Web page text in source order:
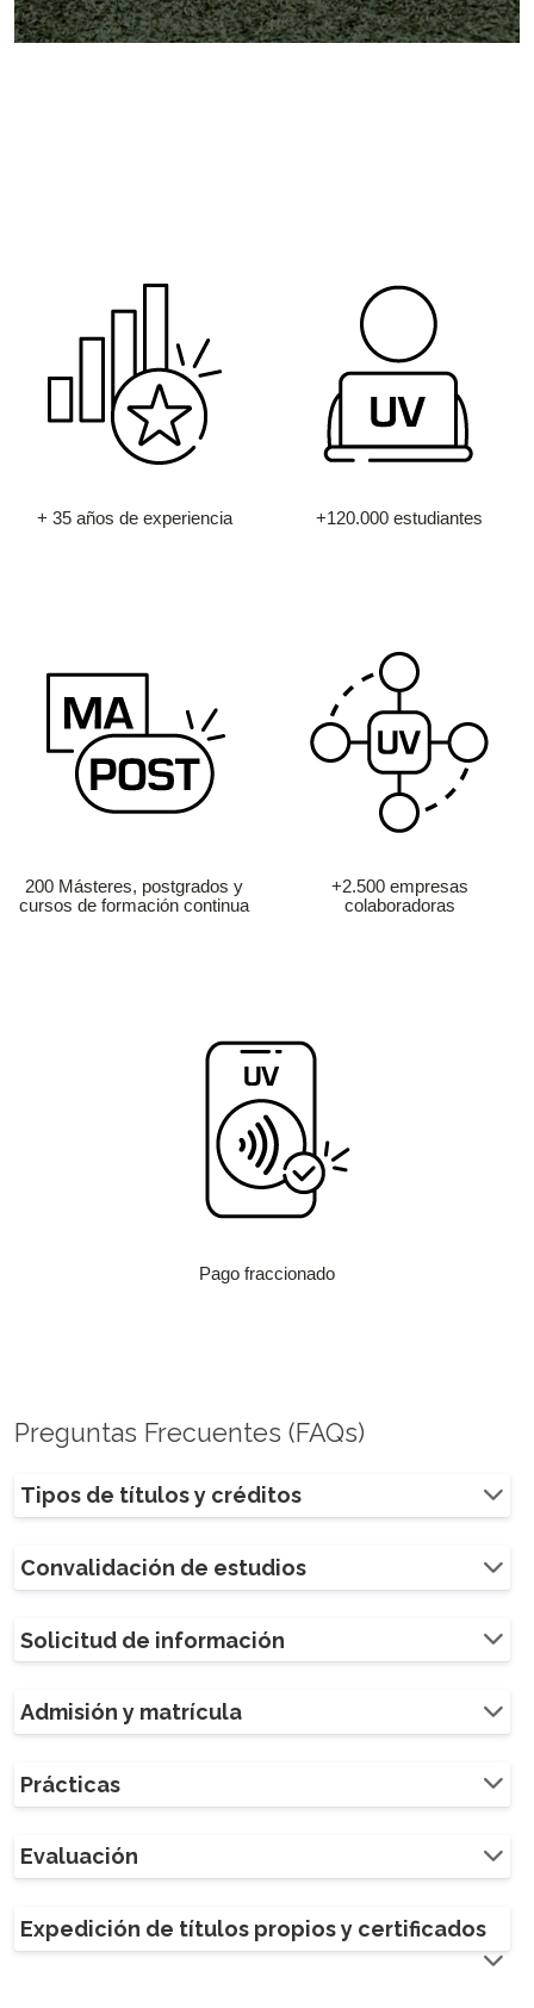
+ 35 años de experiencia +120.000 estudiantes
200 Másteres, postgrados y
cursos de formación continua
+2.500 empresas
colaboradoras
Pago fraccionado
Preguntas Frecuentes (FAQs)
Tipos de títulos y créditos
Convalidación de estudios
Solicitud de información
Admisión y matrícula
Prácticas
Evaluación
Expedición de títulos propios y certificados